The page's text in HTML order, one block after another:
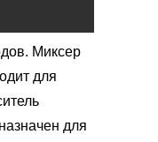
Миксер
для
для